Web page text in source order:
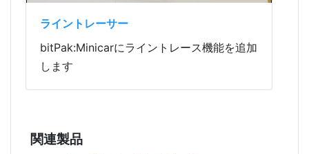
ライントレーサー
bitPak:Minicarにライントレース機能を追加
します
関連製品